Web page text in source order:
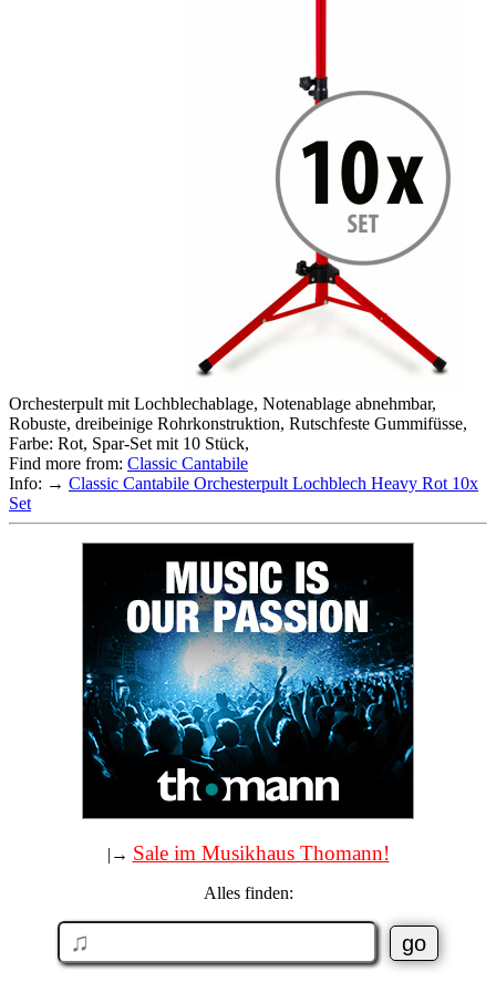
Orchesterpult mit Lochblechablage, Notenablage abnehmbar,
Robuste, dreibeinige Rohrkonstruktion, Rutschfeste Gummifüsse,
Farbe: Rot, Spar-Set mit 10 Stück,
Find more from: Classic Cantabile
Info: → Classic Cantabile Orchesterpult Lochblech Heavy Rot 10x
Set
|→ Sale im Musikhaus Thomann!
Alles finden: